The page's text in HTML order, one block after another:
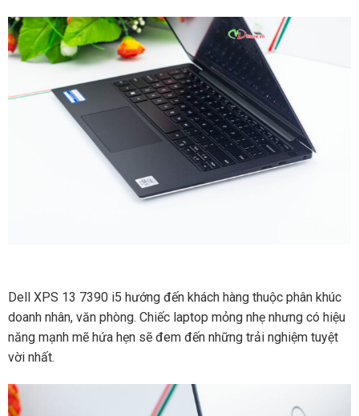
Dell XPS 13 7390 i5 hướng đến khách hàng thuộc phân khúc
doanh nhân, văn phòng. Chiếc laptop mỏng nhẹ nhưng có hiệu
năng mạnh mẽ hứa hẹn sẽ đem đến những trải nghiệm tuyệt
vời nhất.